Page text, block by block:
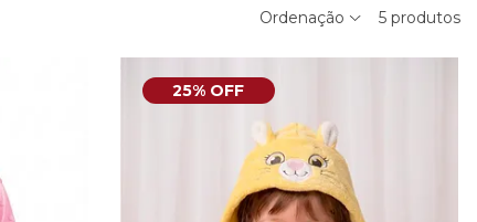
Ordenação 5 produtos
25% OFF